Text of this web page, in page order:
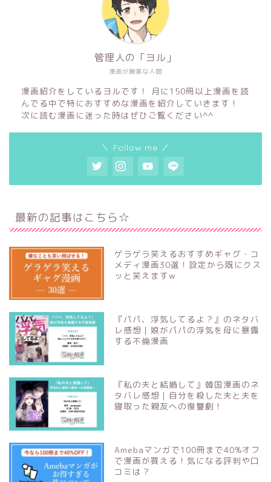
漫画が酸素な人間
管理人の「ヨル」
漫画紹介をしているヨルです！ 月に150冊以上漫画を読
んでる中で特におすすめな漫画を紹介していきます！
次に読む漫画に迷った時はぜひご覧ください^^
＼ Follow me ／
最新の記事はこちら☆
ゲラゲラ笑えるおすすめギャグ・コ
メディ漫画30選！設定から既にクス
ッと笑えますw
『パパ、浮気してるよ？』のネタバ
レ感想｜娘がパパの浮気を母に暴露
する不倫漫画
『私の夫と結婚して』韓国漫画のネ
タバレ感想｜自分を殺した夫と夫を
寝取った親友への復讐劇！
Amebaマンガで100冊まで40%オフ
で漫画が買える！気になる評判や口
コミは？